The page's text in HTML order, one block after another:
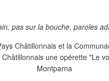
pas sur la bouche, paroles